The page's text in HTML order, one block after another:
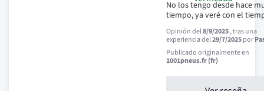
No los tengo desde hace
tiempo, ya veré con el
Opinión del8/9/2025, tras una
experiencia del29/7/2025por
Publicado originalmente en
1001pneus.fr (fr)